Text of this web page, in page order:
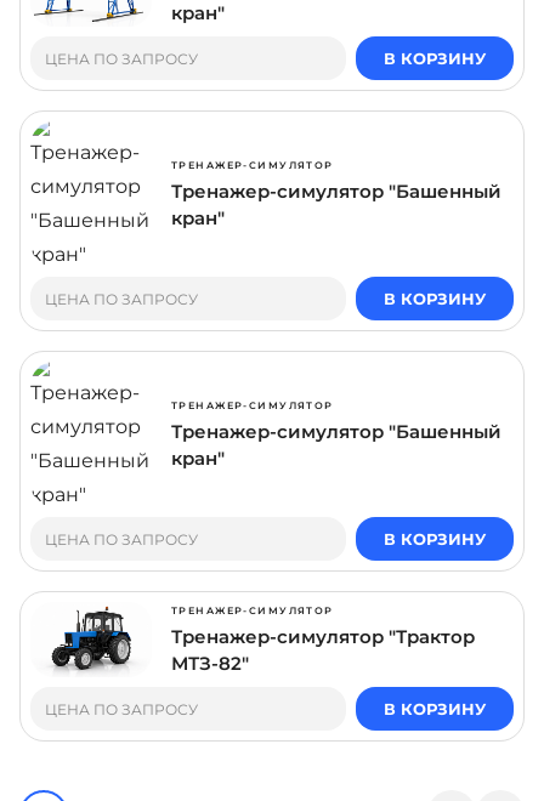
кран"
ЦЕНА ПО ЗАПРОСУ В КОРЗИНУ
ТРЕНАЖЕР-СИМУЛЯТОР
Тренажер-симулятор "Башенный
кран"
ЦЕНА ПО ЗАПРОСУ В КОРЗИНУ
ТРЕНАЖЕР-СИМУЛЯТОР
Тренажер-симулятор "Башенный
кран"
ЦЕНА ПО ЗАПРОСУ В КОРЗИНУ
ТРЕНАЖЕР-СИМУЛЯТОР
Тренажер-симулятор "Трактор
МТЗ-82"
ЦЕНА ПО ЗАПРОСУ В КОРЗИНУ